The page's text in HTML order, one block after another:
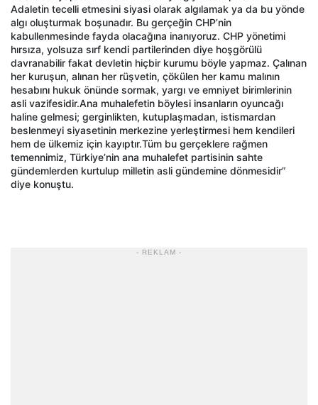
Adaletin tecelli etmesini siyasi olarak algılamak ya da bu yönde
algı oluşturmak boşunadır. Bu gerçeğin CHP’nin
kabullenmesinde fayda olacağına inanıyoruz. CHP yönetimi
hırsıza, yolsuza sırf kendi partilerinden diye hoşgörülü
davranabilir fakat devletin hiçbir kurumu böyle yapmaz. Çalınan
her kuruşun, alınan her rüşvetin, çökülen her kamu malının
hesabını hukuk önünde sormak, yargı ve emniyet birimlerinin
asli vazifesidir.Ana muhalefetin böylesi insanların oyuncağı
haline gelmesi; gerginlikten, kutuplaşmadan, istismardan
beslenmeyi siyasetinin merkezine yerleştirmesi hem kendileri
hem de ülkemiz için kayıptır.Tüm bu gerçeklere rağmen
temennimiz, Türkiye’nin ana muhalefet partisinin sahte
gündemlerden kurtulup milletin asli gündemine dönmesidir”
diye konuştu.
- REKLAM -